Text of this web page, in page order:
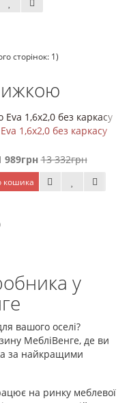
сторінок: 1)
без каркасу
332грн
у
вашого оселі?
МебліВенге, де ви
за найкращими
на ринку меблевої